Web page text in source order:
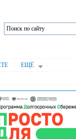
ЕЩЁ